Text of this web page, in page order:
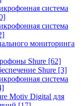
система
система
мониторинга
Shure [62]
Shure [3]
система
Motiv Digital для